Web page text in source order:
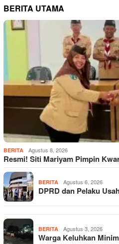
BERITA UTAMA
BERITA Agustus 8, 2026
Resmi! Siti Mariyam Pimpin
BERITA Agustus 6, 2026
DPRD dan Pelaku
BERITA Agustus 3, 2026
Warga Keluhkan